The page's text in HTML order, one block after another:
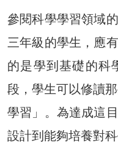
參閱科學學習領域
三年級的學生，應
的是學到基礎的科
段，學生可以修讀
學習」。為達成這
設計到能夠培養對科